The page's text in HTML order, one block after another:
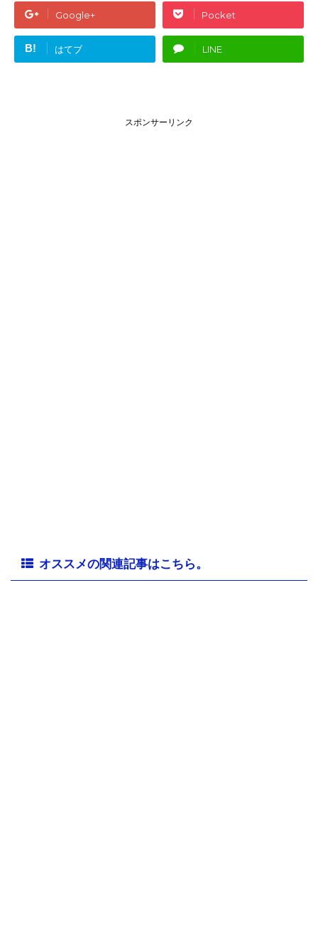
Google+ Pocket
B! はてブ LINE
スポンサーリンク
オススメの関連記事はこちら。